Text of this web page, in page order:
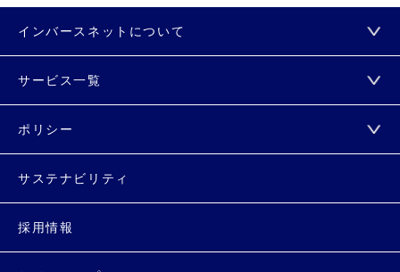
インバースネットについて
サービス一覧
ポリシー
サステナビリティ
採用情報